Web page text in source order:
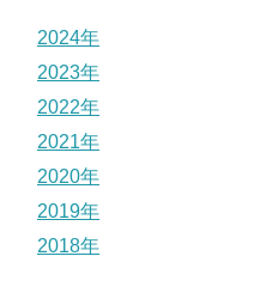
2024年
2023年
2022年
2021年
2020年
2019年
2018年